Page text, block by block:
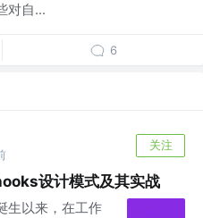
对自...
6
关注
设计模式及其实战
生以来，在工作